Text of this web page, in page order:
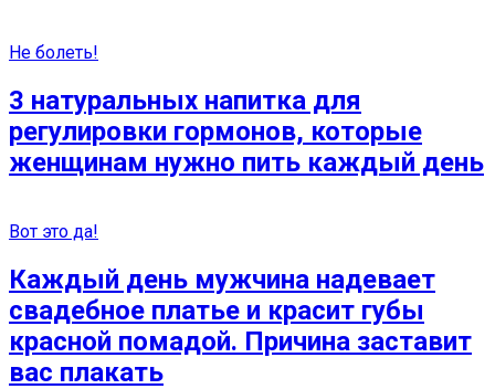
Не болеть!
3 натуральных напитка для
регулировки гормонов, которые
женщинам нужно пить каждый день
Вот это да!
Каждый день мужчина надевает
свадебное платье и красит губы
красной помадой. Причина заставит
вас плакать